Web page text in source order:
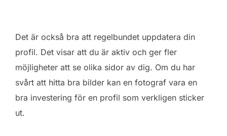
Det är också bra att regelbundet uppdatera din
profil. Det visar att du är aktiv och ger fler
möjligheter att se olika sidor av dig. Om du har
svårt att hitta bra bilder kan en fotograf vara en
bra investering för en profil som verkligen sticker
ut.